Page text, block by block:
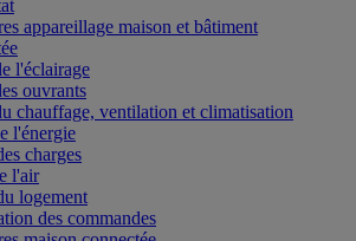
appareillage maison et bâtiment
l'éclairage
ouvrants
chauffage, ventilation et climatisation
l'énergie
charges
l'air
logement
des commandes